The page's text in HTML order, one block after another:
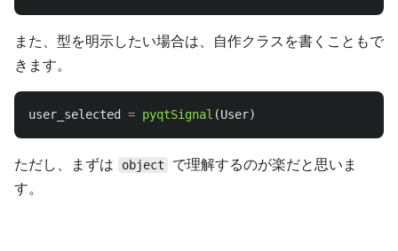
また、型を明示したい場合は、自作クラスを書くこともで
きます。
user_selected = pyqtSignal (User)
ただし、まずは object
で理解するのが楽だと思いま
す。